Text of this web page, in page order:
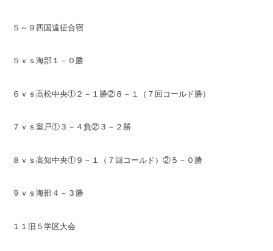
５～９四国遠征合宿
５ｖｓ海部１－０勝
６ｖｓ高松中央①２－１勝②８－１（７回コールド勝）
７ｖｓ室戸①３－４負②３－２勝
８ｖｓ高知中央①９－１（７回コールド）②５－０勝
９ｖｓ海部４－３勝
１１旧５学区大会